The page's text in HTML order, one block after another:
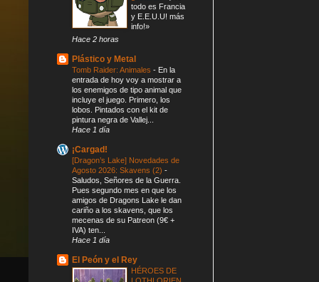
todo es Francia
y E.E.U.U! más
info!»
Hace 2 horas
Plástico y Metal
Tomb Raider: Animales - En la
entrada de hoy voy a mostrar a
los enemigos de tipo animal que
incluye el juego. Primero, los
lobos. Pintados con el kit de
pintura negra de Vallej...
Hace 1 día
¡Cargad!
[Dragon’s Lake] Novedades de
Agosto 2026: Skavens (2) -
Saludos, Señores de la Guerra.
Pues segundo mes en que los
amigos de Dragons Lake le dan
cariño a los skavens, que los
mecenas de su Patreon (9€ +
IVA) ten...
Hace 1 día
El Peón y el Rey
HÉROES DE